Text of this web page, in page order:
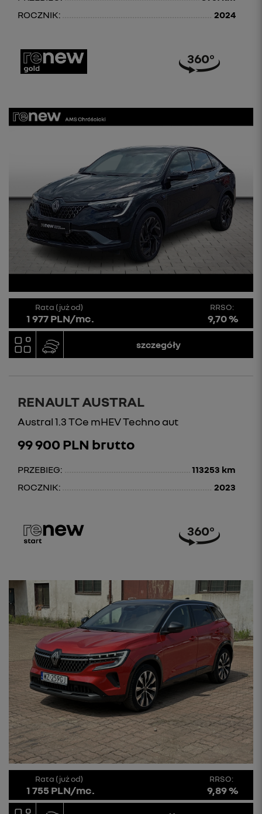
ROCZNIK:
2024
Rata (już od)
1 977 PLN/mc.
RRSO:
9,70 %
szczegóły
RENAULT AUSTRAL
Austral 1.3 TCe mHEV Techno aut
99 900 PLN brutto
PRZEBIEG:
113253 km
ROCZNIK:
2023
Rata (już od)
1 755 PLN/mc.
RRSO:
9,89 %